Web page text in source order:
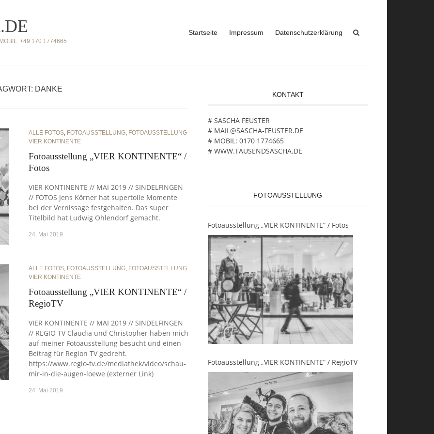
+49 170 1774665
Startseite Impressum Datenschutzerklärung
DANKE
ALLE FOTOS, FOTOAUSSTELLUNG, FOTOAUSSTELLUNG
VIER KONTINENTE
Fotoausstellung „VIER KONTINENTE“ /
Fotos
VIER KONTINENTE // MAI 2019 // SINDELFINGEN
// FOTOS Jens Körner hat supertolle Momente
bei der Vernissage festgehalten. Das super
Titelbild hat Ludwig Ohlendorf gemacht.
24. Mai 2019
ALLE FOTOS, FOTOAUSSTELLUNG, FOTOAUSSTELLUNG
VIER KONTINENTE
Fotoausstellung „VIER KONTINENTE“ /
RegioTV
VIER KONTINENTE // MAI 2019 // SINDELFINGEN
// REGIO TV Claudia und Christopher haben mich
auf meiner Fotoausstellung besucht und einen
Beitrag für Region TV gedreht.
https://www.regio-tv.de/mediathek/video/schau-
mir-in-die-augen-loewe (externer Link)
24. Mai 2019
KONTAKT
# SASCHA FEUSTER
# MAIL@SASCHA-FEUSTER.DE
# MOBIL: 0170 1774665
# WWW.TAUSENDSASCHA.DE
FOTOAUSSTELLUNG
Fotoausstellung „VIER KONTINENTE“ / Fotos
Fotoausstellung „VIER KONTINENTE“ / RegioTV